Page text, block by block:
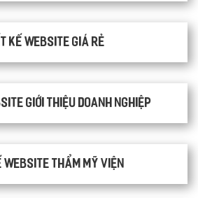
kế website giá rẻ
giới thiệu doanh nghiệp
website thẩm mỹ viện